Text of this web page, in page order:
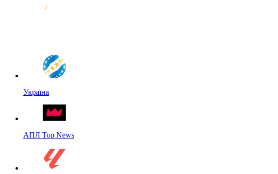
Україна
АПЛ Top News